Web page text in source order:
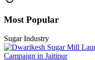
Most Popular
Sugar Industry